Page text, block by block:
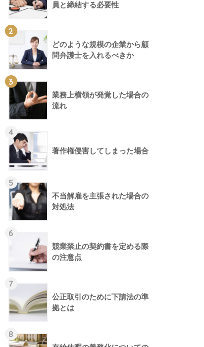
員と締結する必要性
2
どのような規模の企業から顧
問弁護士を入れるべきか
3
業務上横領が発覚した場合の
流れ
4
著作権侵害してしまった場合
5
不当解雇を主張された場合の
対処法
6
競業禁止の契約書を定める際
の注意点
7
公正取引のために下請法の準
拠とは
8